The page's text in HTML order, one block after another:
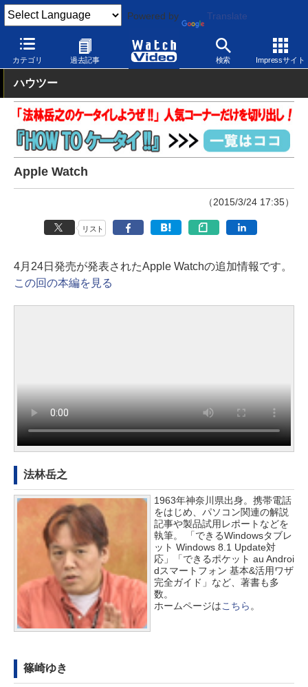
Powered by Translate
カテゴリ 過去記事 検索 Impressサイト
Watch Video モバイル その他
ハウツー
Apple Watch
（2015/3/24 17:35）
リスト
4月24日発売が発表されたApple Watchの追加情報です。
この回の本編を見る
法林岳之
1963年神奈川県出身。携帯電話
をはじめ、パソコン関連の解説
記事や製品試用レポートなどを
執筆。 「できるWindowsタブレ
ット Windows 8.1 Update対
応」「できるポケット au Androi
dスマートフォン 基本&活用ワザ
完全ガイド」など、著書も多
数。
ホームページはこちら 。
篠崎ゆき